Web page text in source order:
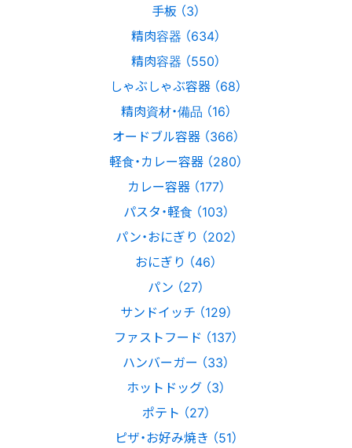
手板 （3）
精肉容器 （634）
精肉容器 （550）
しゃぶしゃぶ容器 （68）
精肉資材・備品 （16）
オードブル容器 （366）
軽食・カレー容器 （280）
カレー容器 （177）
パスタ・軽食 （103）
パン・おにぎり （202）
おにぎり （46）
パン （27）
サンドイッチ （129）
ファストフード （137）
ハンバーガー （33）
ホットドッグ （3）
ポテト （27）
ピザ・お好み焼き （51）